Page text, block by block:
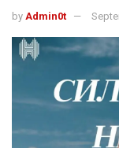
by Admin0t